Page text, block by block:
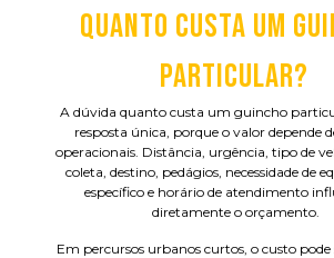
QUANTO CUSTA UM
PARTICULAR?
A dúvida quanto custa um guincho
resposta única, porque o valor depende
operacionais. Distância, urgência, tipo de
coleta, destino, pedágios, necessidade de
específico e horário de atendimento
diretamente o orçamento.
Em percursos urbanos curtos, o custo pode